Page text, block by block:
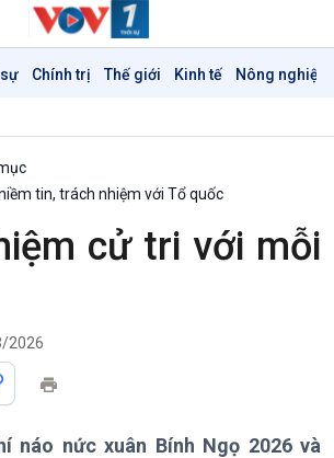
Chính trị Thế giới Kinh tế Nông nghiệp
tin, trách nhiệm với Tổ quốc
cử tri với mỗi
2026
náo nức xuân Bính Ngọ 2026 và